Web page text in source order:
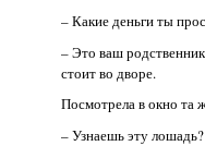
– Какие деньги ты
– Это ваш
стоит во дворе.
Посмотрела в окно та
– Узнаешь эту